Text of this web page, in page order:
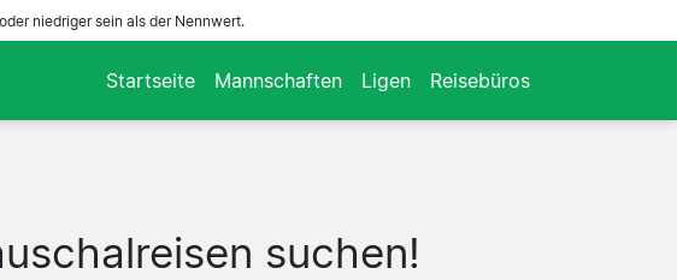
niedriger sein als der Nennwert.
Startseite Mannschaften Ligen Reisebüros
suchen!